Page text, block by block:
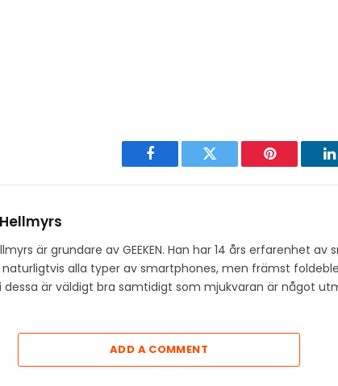
Facebook Twitter Pinterest
är grundare av GEEKEN. Han har 14 års erfarenhet
alla typer av smartphones, men främst
dessa är väldigt bra samtidigt som mjukvaran är något
ADD A COMMENT